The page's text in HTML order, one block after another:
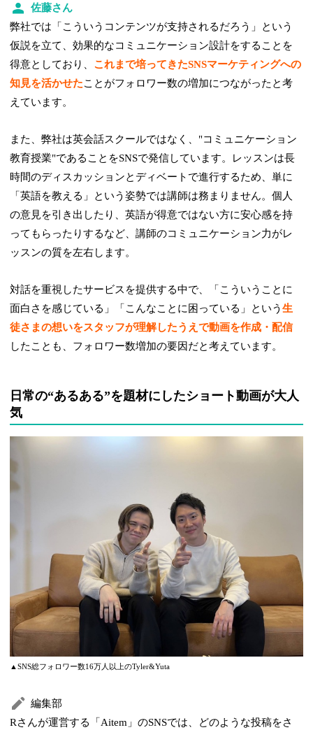
佐藤さん
弊社では「こういうコンテンツが支持されるだろう」という
仮説を立て、効果的なコミュニケーション設計をすることを
得意としており、 これまで培ってきたSNSマーケティングへの
知見を活かせたことがフォロワー数の増加につながったと考
えています。
また、弊社は英会話スクールではなく、"コミュニケーション
教育授業"であることをSNSで発信しています。レッスンは長
時間のディスカッションとディベートで進行するため、単に
「英語を教える」という姿勢では講師は務まりません。個人
の意見を引き出したり、英語が得意ではない方に安心感を持
ってもらったりするなど、講師のコミュニケーション力がレ
ッスンの質を左右します。
対話を重視したサービスを提供する中で、「こういうことに
面白さを感じている」「こんなことに困っている」という生
徒さまの想いをスタッフが理解したうえで動画を作成・配信
したことも、フォロワー数増加の要因だと考えています。
日常の“あるある”を題材にしたショート動画が大人
気
▲SNS総フォロワー数16万人以上のTyler&Yuta
編集部
Rさんが運営する「Aitem」のSNSでは、どのような投稿をさ